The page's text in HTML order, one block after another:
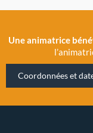
Une animatrice
Coordonnées et